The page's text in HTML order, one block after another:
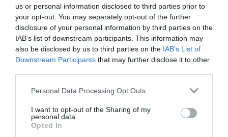
us or personal information disclosed to third parties prior to
your opt-out. You may separately opt-out of the further
disclosure of your personal information by third parties on the
IAB’s list of downstream participants. This information may
also be disclosed by us to third parties on the IAB’s List of
Downstream Participants that may further disclose it to other
Please note that this website/app uses one or more Google
not limited to your visit or usage behaviour. You may click to
grant or deny consent to Google and its third-party tags to
use your data for below specified purposes in below Google
Personal Data Processing Opt Outs
I want to opt-out of the Sharing of my
personal data.
Opted In
Τρεις φορές πρώτοι σκόρερ στην
κορυφαία διασυλλογική
διοργάνωση!
Οι θρυλικοί Φέρεντς Πούσκας και Αντώνης Αντωνιάδης